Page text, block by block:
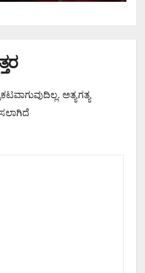
ಅತ್ಯಗತ್ಯ